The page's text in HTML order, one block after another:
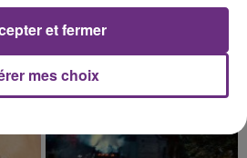
Nightshift Superstar
mes choix
et fermer